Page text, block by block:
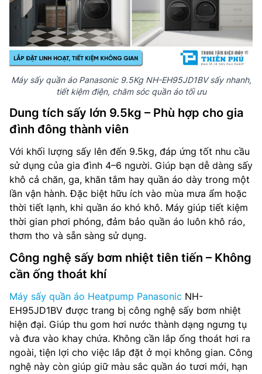
Máy sấy quần áo Panasonic 9.5Kg NH-EH95JD1BV sấy nhanh,
tiết kiệm điện, chăm sóc quần áo tối ưu
Dung tích sấy lớn 9.5kg – Phù hợp cho gia
đình đông thành viên
Với khối lượng sấy lên đến 9.5kg, đáp ứng tốt nhu cầu
sử dụng của gia đình 4–6 người. Giúp bạn dễ dàng sấy
khô cả chăn, ga, khăn tắm hay quần áo dày trong một
lần vận hành. Đặc biệt hữu ích vào mùa mưa ẩm hoặc
thời tiết lạnh, khi quần áo khó khô. Máy giúp tiết kiệm
thời gian phơi phóng, đảm bảo quần áo luôn khô ráo,
thơm tho và sẵn sàng sử dụng.
Công nghệ sấy bơm nhiệt tiên tiến – Không
cần ống thoát khí
Máy sấy quần áo Heatpump Panasonic NH-
EH95JD1BV được trang bị công nghệ sấy bơm nhiệt
hiện đại. Giúp thu gom hơi nước thành dạng ngưng tụ
và đưa vào khay chứa. Không cần lắp ống thoát hơi ra
ngoài, tiện lợi cho việc lắp đặt ở mọi không gian. Công
nghệ này còn giúp giữ màu sắc quần áo tươi mới, hạn